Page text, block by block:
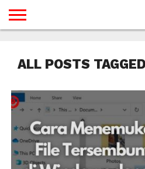
GAMES
DESAIN
ANDROID
IOS
YOUTUBE
INTERNET
WINDOWS
LINUX
MACINTOSH
MESSENGER
BLOGSPOT
WORDPRESS
PEMROGRAMAN
SEO
WEB
SERVER
ALL POSTS